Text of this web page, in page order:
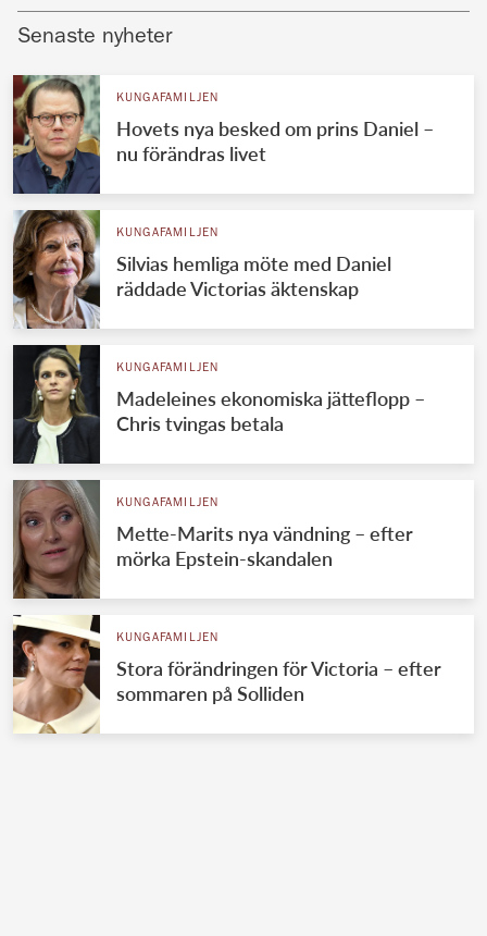
Senaste nyheter
KUNGAFAMILJEN
Hovets nya besked om prins Daniel –
nu förändras livet
KUNGAFAMILJEN
Silvias hemliga möte med Daniel
räddade Victorias äktenskap
KUNGAFAMILJEN
Madeleines ekonomiska jätteflopp –
Chris tvingas betala
KUNGAFAMILJEN
Mette-Marits nya vändning – efter
mörka Epstein-skandalen
KUNGAFAMILJEN
Stora förändringen för Victoria – efter
sommaren på Solliden